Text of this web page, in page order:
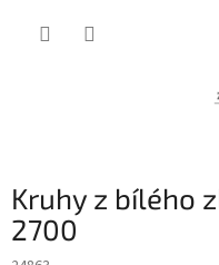
Kruhy z bílého
2700